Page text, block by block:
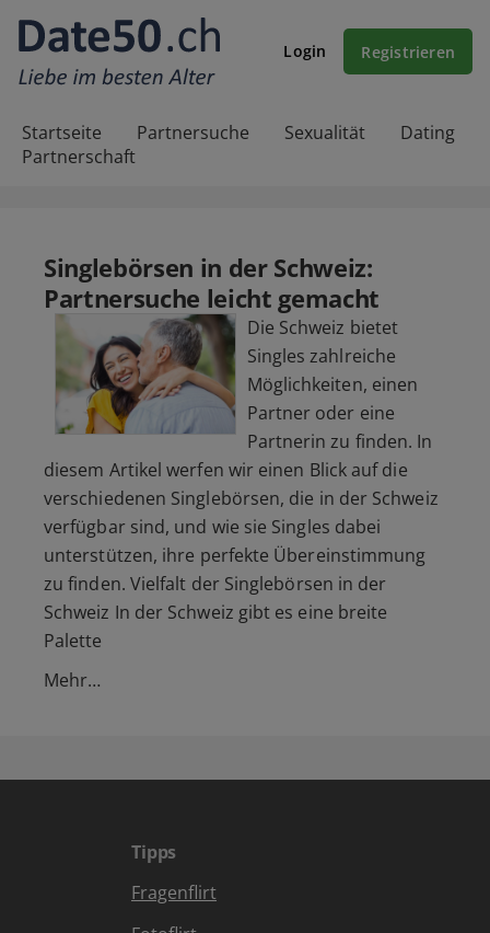
Login Registrieren
Startseite Partnersuche Sexualität
Dating
Partnerschaft
Singlebörsen in der Schweiz:
Partnersuche leicht gemacht
Die Schweiz bietet
Singles zahlreiche
Möglichkeiten, einen
Partner oder eine
Partnerin zu finden. In
diesem Artikel werfen wir einen Blick auf die
verschiedenen Singlebörsen, die in der Schweiz
verfügbar sind, und wie sie Singles dabei
unterstützen, ihre perfekte Übereinstimmung
zu finden. Vielfalt der Singlebörsen in der
Schweiz In der Schweiz gibt es eine breite
Palette
Mehr…
Tipps
Fragenflirt